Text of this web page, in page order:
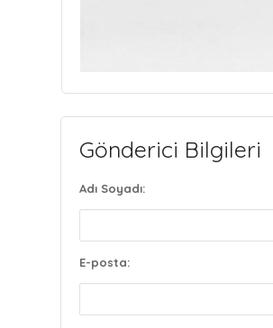
Gönderici Bilgileri
Adı Soyadı:
E-posta: